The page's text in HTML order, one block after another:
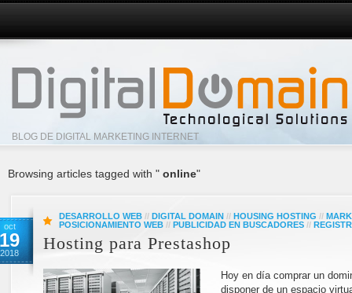
BLOG DE DIGITAL MARKETING INTERNET
Browsing articles tagged with " online"
oct
19
2018
DESARROLLO WEB // DIGITAL DOMAIN // HOUSING HOSTING //
POSICIONAMIENTO WEB // PUBLICIDAD EN BUSCADORES //
Hosting para Prestashop
Hoy en día comprar un
disponer de un espacio